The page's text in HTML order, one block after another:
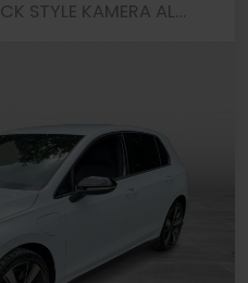
Golf 1.4 HYBRID GTE BLACK STYLE KAMERA ALU18